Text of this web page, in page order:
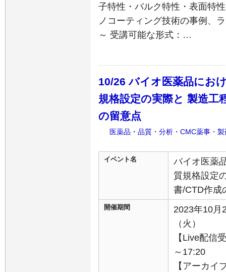
子特性・バルク特性・表面特
ノコーティング技術の事例、
～ 受講可能な形式：…
10/26 バイオ医薬品にお
規格設定の実際と 製造工
の留意点
医薬品・品質・分析・CMC薬事・製
イベント名
バイオ医薬
質規格設定
書/CTD作成
開催期間
2023年10月
（火）
【Live配信
～17:20
【アーカイ